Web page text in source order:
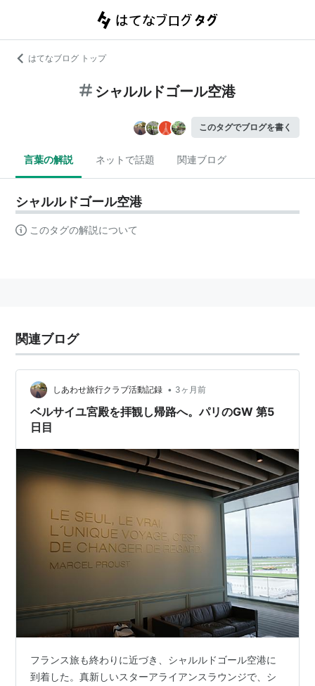
はてなブログ トップ
シャルルドゴール空港
このタグでブログを書く
言葉の解説 ネットで話題 関連ブログ
シャルルドゴール空港
このタグの解説について
関連ブログ
しあわせ旅行クラブ活動記録 • 3ヶ月前
ベルサイユ宮殿を拝観し帰路へ。パリのGW 第5
日目
フランス旅も終わりに近づき、シャルルドゴール空港に
到着した。真新しいスターアライアンスラウンジで、シ